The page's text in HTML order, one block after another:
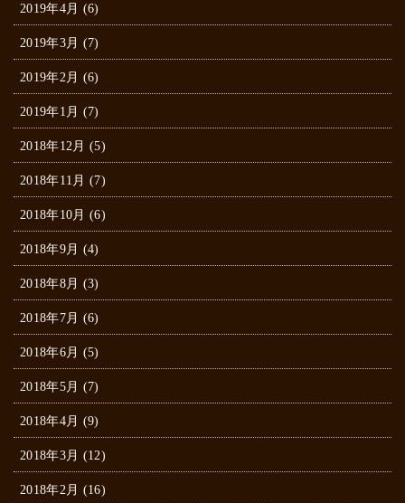
2019年4月 (6)
2019年3月 (7)
2019年2月 (6)
2019年1月 (7)
2018年12月 (5)
2018年11月 (7)
2018年10月 (6)
2018年9月 (4)
2018年8月 (3)
2018年7月 (6)
2018年6月 (5)
2018年5月 (7)
2018年4月 (9)
2018年3月 (12)
2018年2月 (16)